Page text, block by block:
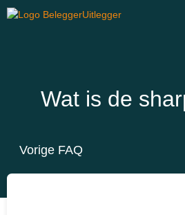
Wat is de
Vorige FAQ